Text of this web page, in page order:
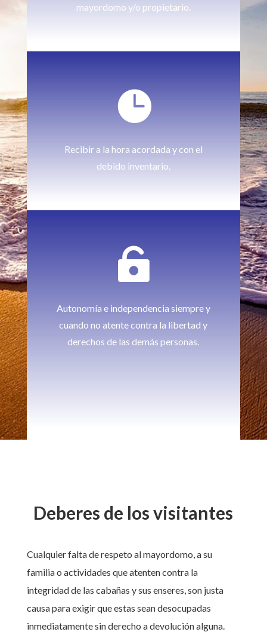
mayordomo y/o propietario.

Recibir a la hora acordada y con el
debido inventario.

Autonomía e independencia siempre y
cuando no atente contra la libertad y
derechos de las demás personas.
Deberes de los visitantes
Cualquier falta de respeto al mayordomo, a su
familia o actividades que atenten contra la
integridad de las cabañas y sus enseres, son justa
causa para exigir que estas sean desocupadas
inmediatamente sin derecho a devolución alguna.